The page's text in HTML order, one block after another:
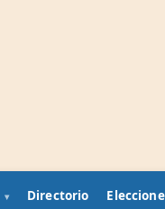
Directorio